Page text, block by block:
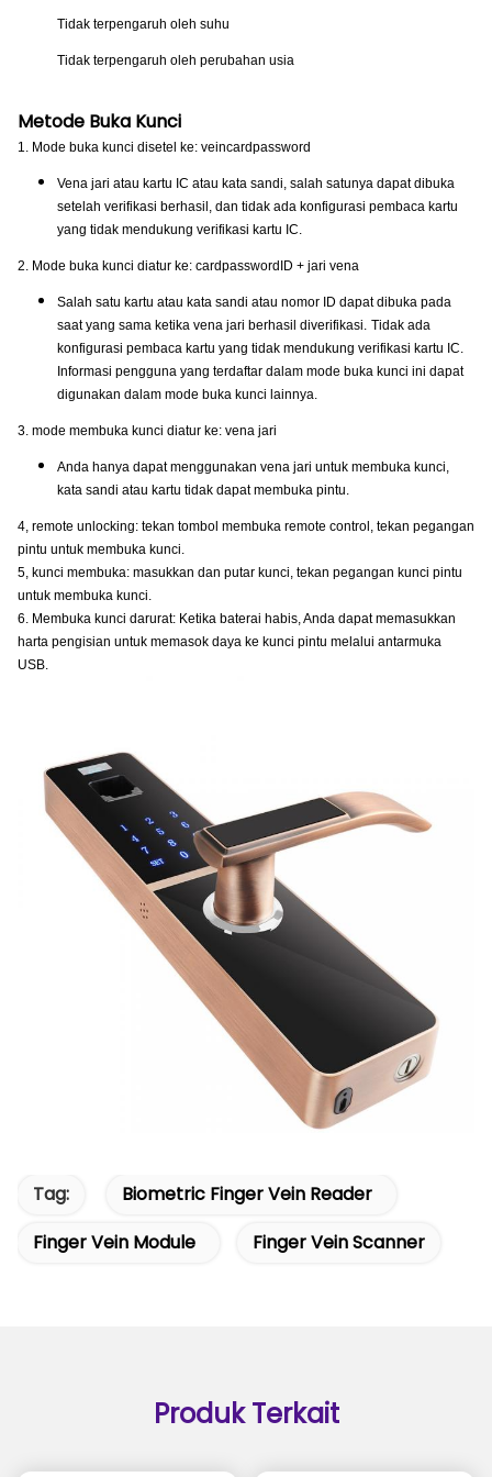
Tidak terpengaruh oleh suhu
Tidak terpengaruh oleh perubahan usia
Metode Buka Kunci
1. Mode buka kunci disetel ke: veincardpassword
Vena jari atau kartu IC atau kata sandi, salah satunya dapat dibuka
setelah verifikasi berhasil, dan tidak ada konfigurasi pembaca kartu
yang tidak mendukung verifikasi kartu IC.
2. Mode buka kunci diatur ke: cardpasswordID + jari vena
Salah satu kartu atau kata sandi atau nomor ID dapat dibuka pada
saat yang sama ketika vena jari berhasil diverifikasi. Tidak ada
konfigurasi pembaca kartu yang tidak mendukung verifikasi kartu IC.
Informasi pengguna yang terdaftar dalam mode buka kunci ini dapat
digunakan dalam mode buka kunci lainnya.
3. mode membuka kunci diatur ke: vena jari
Anda hanya dapat menggunakan vena jari untuk membuka kunci,
kata sandi atau kartu tidak dapat membuka pintu.
4, remote unlocking: tekan tombol membuka remote control, tekan pegangan
pintu untuk membuka kunci.
5, kunci membuka: masukkan dan putar kunci, tekan pegangan kunci pintu
untuk membuka kunci.
6. Membuka kunci darurat: Ketika baterai habis, Anda dapat memasukkan
harta pengisian untuk memasok daya ke kunci pintu melalui antarmuka
USB.
Tag:
Biometric Finger Vein Reader
Finger Vein Module
Finger Vein Scanner
Produk Terkait